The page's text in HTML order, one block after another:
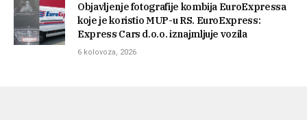
Objavljenje fotografije kombija EuroExpressa
koje je koristio MUP-u RS. EuroExpress:
Express Cars d.o.o. iznajmljuje vozila
6 kolovoza, 2026